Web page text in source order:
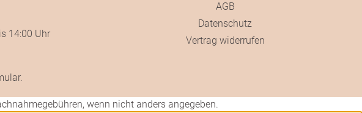
14:00 Uhr
.
AGB
Datenschutz
Vertrag widerrufen
wenn nicht anders angegeben.